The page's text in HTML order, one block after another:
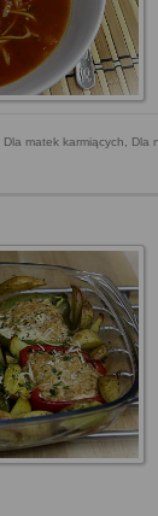
Dla matek karmiących, Dla